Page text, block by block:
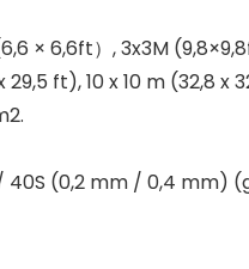
× 6,6ft）, 3x3M
ft), 10 x 10 m (32,8 x
40S (0,2 mm / 0,4 mm)